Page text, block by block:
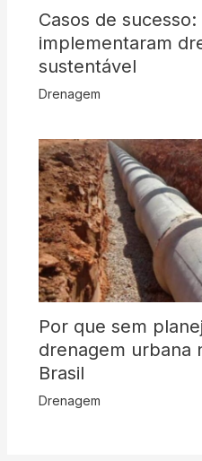
Casos de
implementaram
sustentável
Drenagem
Por que sem
drenagem urbana
Brasil
Drenagem